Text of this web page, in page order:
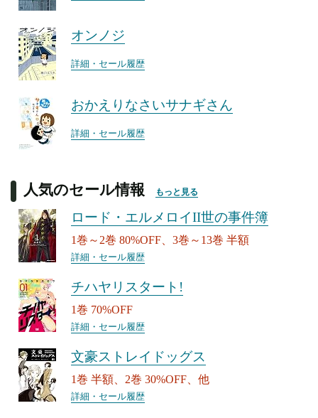
オンノジ
詳細・セール履歴
おかえりなさいサナギさん
詳細・セール履歴
人気のセール情報 もっと見る
ロード・エルメロイII世の事件簿
1巻～2巻 80%OFF、3巻～13巻 半額
詳細・セール履歴
チハヤリスタート!
1巻 70%OFF
詳細・セール履歴
文豪ストレイドッグス
1巻 半額、2巻 30%OFF、他
詳細・セール履歴